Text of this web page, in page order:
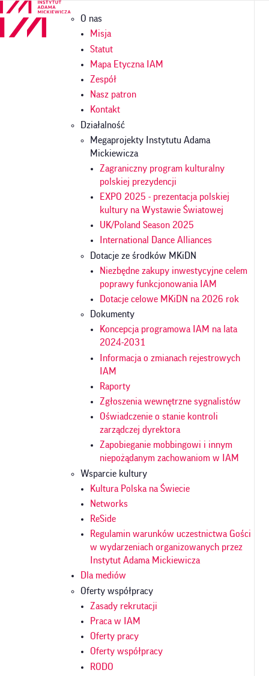
Przejdź
treści
Główna
nawigacja
O nas
Misja
Statut
Mapa Etyczna IAM
Zespół
Nasz patron
Kontakt
Działalność
Megaprojekty Instytutu Adama
Mickiewicza
Zagraniczny program kulturalny
polskiej prezydencji
EXPO 2025 - prezentacja polskiej
kultury na Wystawie Światowej
UK/Poland Season 2025
International Dance Alliances
Dotacje ze środków MKiDN
Niezbędne zakupy inwestycyjne celem
poprawy funkcjonowania IAM
Dotacje celowe MKiDN na 2026 rok
Dokumenty
Koncepcja programowa IAM na lata
2024-2031
Informacja o zmianach rejestrowych
IAM
Raporty
Zgłoszenia wewnętrzne sygnalistów
Oświadczenie o stanie kontroli
zarządczej dyrektora
Zapobieganie mobbingowi i innym
niepożądanym zachowaniom w IAM
Wsparcie kultury
Kultura Polska na Świecie
Networks
ReSide
Regulamin warunków uczestnictwa Gości
w wydarzeniach organizowanych przez
Instytut Adama Mickiewicza
Dla mediów
Oferty współpracy
Zasady rekrutacji
Praca w IAM
Oferty pracy
Oferty współpracy
RODO